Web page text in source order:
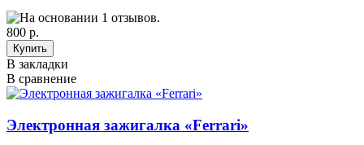
800 р.
В закладки
В сравнение
Электронная зажигалка «Ferrari»